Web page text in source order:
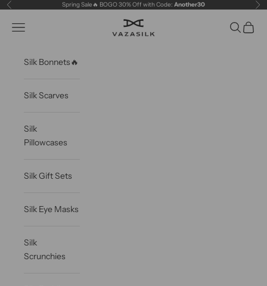
Skip to content
Previous Spring Sale🔥 BOGO 30% Off with Code: Another30
VAZASILK
Open navigation menu OpenOpen
Silk Bonnets🔥
Silk Scarves
Silk
Pillowcases
Silk Gift Sets
Silk Eye Masks
Silk
Scrunchies